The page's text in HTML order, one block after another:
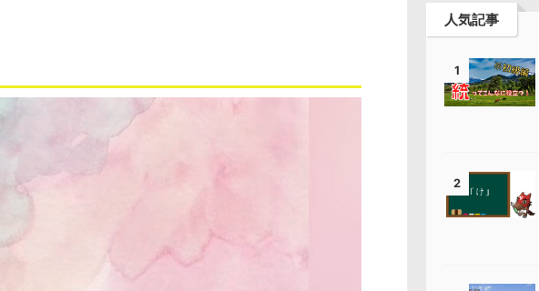
人気記事
1
2